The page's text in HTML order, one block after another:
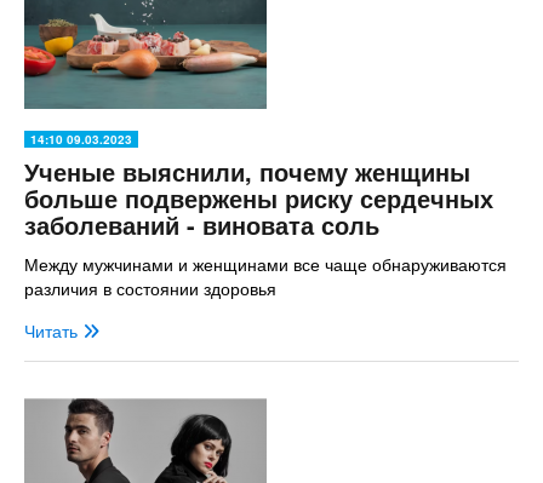
14:10 09.03.2023
Ученые выяснили, почему женщины
больше подвержены риску сердечных
заболеваний - виновата соль
Между мужчинами и женщинами все чаще обнаруживаются
различия в состоянии здоровья
Читать